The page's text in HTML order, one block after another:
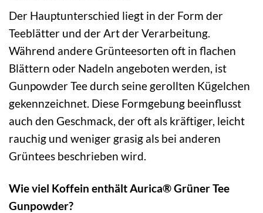
Der Hauptunterschied liegt in der Form der
Teeblätter und der Art der Verarbeitung.
Während andere Grünteesorten oft in flachen
Blättern oder Nadeln angeboten werden, ist
Gunpowder Tee durch seine gerollten Kügelchen
gekennzeichnet. Diese Formgebung beeinflusst
auch den Geschmack, der oft als kräftiger, leicht
rauchig und weniger grasig als bei anderen
Grüntees beschrieben wird.
Wie viel Koffein enthält Aurica® Grüner Tee
Gunpowder?